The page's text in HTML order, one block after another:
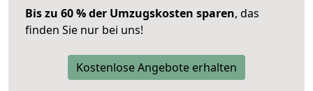
Bis zu 60 % der Umzugskosten sparen, das
finden Sie nur bei uns!
Kostenlose Angebote erhalten